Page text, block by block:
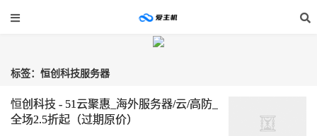
标签：恒创科技服务器
恒创科技 - 51云聚惠_海外服务器/云/高防_
全场2.5折起（过期原价）